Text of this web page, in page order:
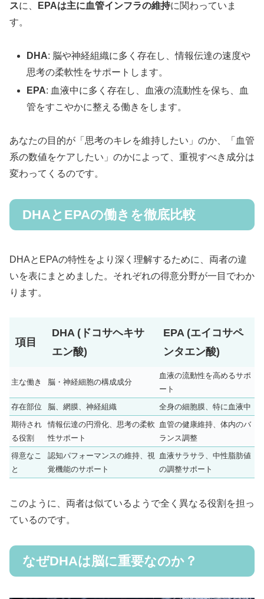
スに、 EPAは主に血管インフラの維持に関わっていま
す。
DHA: 脳や神経組織に多く存在し、情報伝達の速度や
思考の柔軟性をサポートします。
EPA: 血液中に多く存在し、血液の流動性を保ち、血
管をすこやかに整える働きをします。
あなたの目的が「思考のキレを維持したい」のか、「血管
系の数値をケアしたい」のかによって、重視すべき成分は
変わってくるのです。
DHAとEPAの働きを徹底比較
DHAとEPAの特性をより深く理解するために、両者の違
いを表にまとめました。それぞれの得意分野が一目でわか
ります。
項目
DHA (ドコサヘキサ
エン酸)
EPA (エイコサペ
ンタエン酸)
主な働き 脳・神経細胞の構成成分
血液の流動性を高めるサポ
ート
存在部位
脳、網膜、神経組織
全身の細胞膜、特に血液中
期待され
る役割
情報伝達の円滑化、思考の柔軟
性サポート
血管の健康維持、体内のバ
ランス調整
得意なこ
と
認知パフォーマンスの維持、視
覚機能のサポート
血液サラサラ、中性脂肪値
の調整サポート
このように、両者は似ているようで全く異なる役割を担っ
ているのです。
なぜDHAは脳に重要なのか？